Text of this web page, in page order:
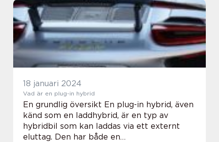
bränslen, väljer många att köpa en
hybridbil. Denna ar...
18 januari 2024
Vad är en plug-in hybrid
En grundlig översikt En plug-in hybrid, även
känd som en laddhybrid, är en typ av
hybridbil som kan laddas via ett externt
eluttag. Den har både en